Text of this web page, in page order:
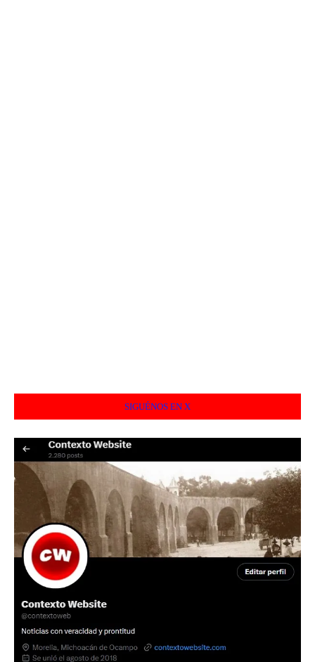
SIGUÉNOS EN X